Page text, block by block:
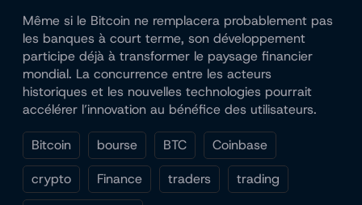
Même si le Bitcoin ne remplacera probablement pas
les banques à court terme, son développement
participe déjà à transformer le paysage financier
mondial. La concurrence entre les acteurs
historiques et les nouvelles technologies pourrait
accélérer l’innovation au bénéfice des utilisateurs.
Bitcoin bourse BTC
Coinbase
crypto
Finance traders
trading